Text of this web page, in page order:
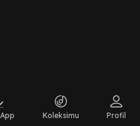
Koleksimu Profil